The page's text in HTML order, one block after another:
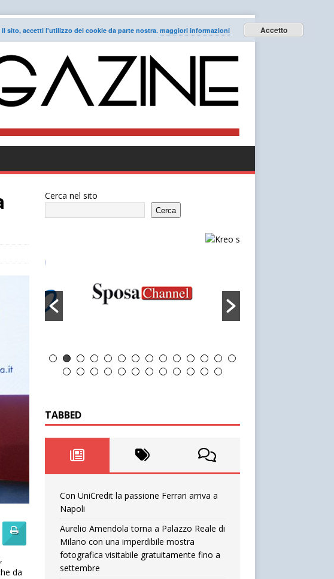
da
Cerca nel sito
Cerca
TABBED
Con UniCredit la passione Ferrari arriva a
Napoli
Aurelio Amendola torna a Palazzo Reale di
Milano con una imperdibile mostra
fotografica visitabile gratuitamente fino a
settembre
sito, accetti l'utilizzo dei cookie da parte nostra. maggiori informazioni Accetto